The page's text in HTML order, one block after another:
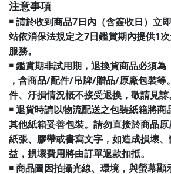
注意事項
￭ 請於收到商品7 日內（含簽收日）立
站依消保法規定之7 日鑑賞期內提供1
服務。
￭ 鑑賞期非試用期，退換貨商品必須為
，含商品/配件/吊牌/贈品/原廠包裝等
件、汙損情況概不接受退換，敬請見諒
￭ 退貨時請以物流配送之包裝紙箱將商
其他紙箱妥善包裝。請勿直接於商品原
紙張、膠帶或書寫文字，如造成損壞
益，損壞費用將由訂單退款扣抵。
￭ 商品圖因拍攝光線、環境，與螢幕顯